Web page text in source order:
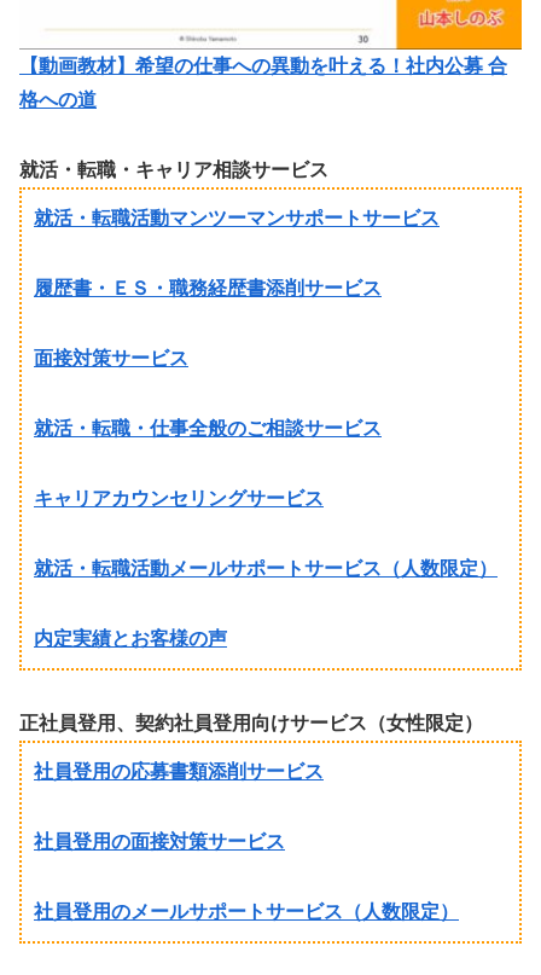
【動画教材】希望の仕事への異動を叶える！社内公募 合
格への道
就活・転職・キャリア相談サービス
就活・転職活動マンツーマンサポートサービス
履歴書・ＥＳ・職務経歴書添削サービス
面接対策サービス
就活・転職・仕事全般のご相談サービス
キャリアカウンセリングサービス
就活・転職活動メールサポートサービス（人数限定）
内定実績とお客様の声
正社員登用、契約社員登用向けサービス（女性限定）
社員登用の応募書類添削サービス
社員登用の面接対策サービス
社員登用のメールサポートサービス（人数限定）